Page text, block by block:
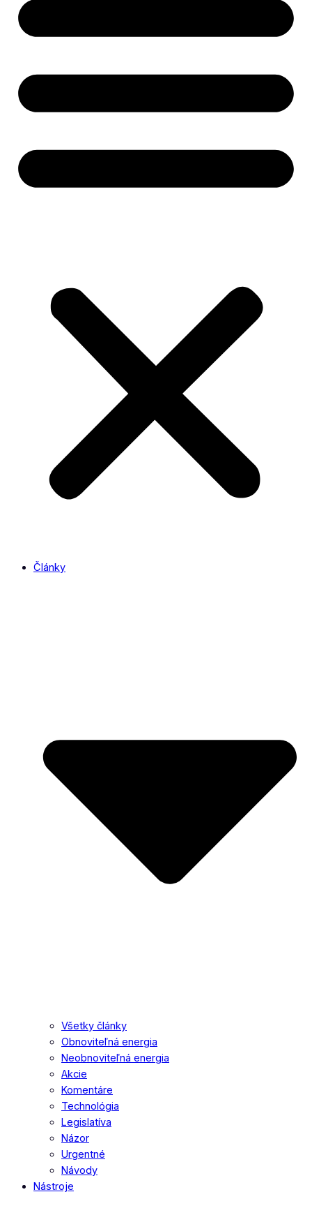
Články
Všetky články
Obnoviteľná energia
Neobnoviteľná energia
Akcie
Komentáre
Technológia
Legislatíva
Názor
Urgentné
Návody
Nástroje